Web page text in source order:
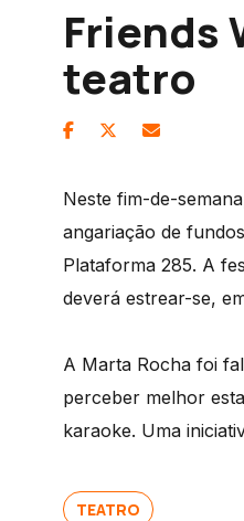
Friends
teatro
Neste fim-de-
angariação de
Plataforma 285. A
deverá estrear-se,
A Marta Rocha foi
perceber melhor
karaoke. Uma
TEATRO